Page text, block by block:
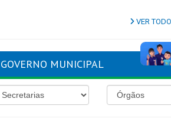
VER
GOVERNO MUNICIPAL